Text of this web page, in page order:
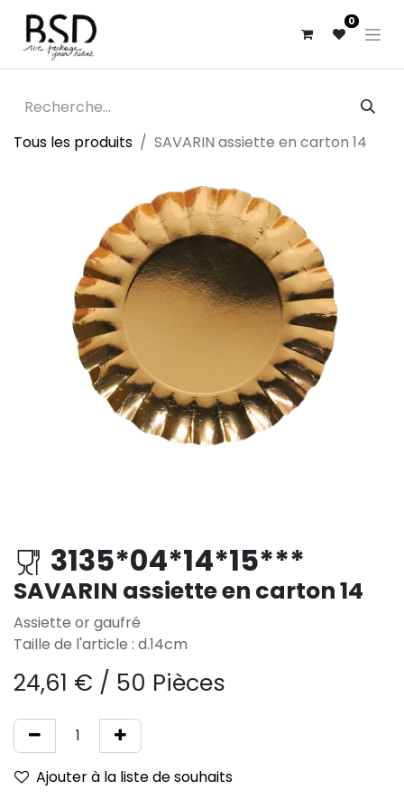
0
Tous les produits SAVARIN assiette en carton 14
3135*04*14*15***
SAVARIN assiette en carton 14
Assiette or gaufré
Taille de l'article : d.14cm
24,61 € / 50 Pièces
Ajouter à la liste de souhaits